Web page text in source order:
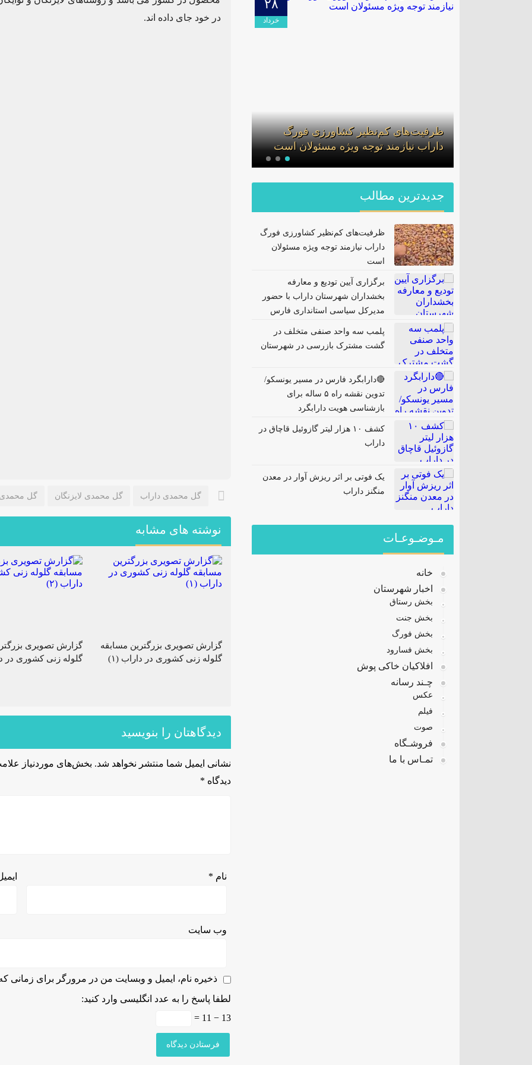
در خود جای داده اند.
گل محمدی داراب گل محمدی لایزنگان گل محمدی
نوشته های مشابه
گزارش تصویری بزرگترین مسابقه
گلوله زنی کشوری در داراب (۱)
گزارش تصویری
گلوله زنی کشوری در
دیدگاهتان را بنویسید
نشانی ایمیل شما منتشر نخواهد شد. بخش‌های موردنیاز
دیدگاه *
نام *
وب‌ سایت
ذخیره نام، ایمیل و وبسایت من در مرورگر برای زمانی
لطفا پاسخ را به عدد انگلیسی وارد کنید:
13 − 11 =
۲۸
خرداد
ظرفیت‌های کم‌نظیر کشاورزی فورگ
داراب نیازمند توجه ویژه مسئولان است
۰۹
جدیدترین مطالب
ظرفیت‌های کم‌نظیر کشاورزی فورگ
داراب نیازمند توجه ویژه مسئولان
است
برگزاری آیین تودیع و معارفه
بخشداران شهرستان داراب با حضور
مدیرکل سیاسی استانداری فارس
پلمب سه واحد صنفی متخلف در
گشت مشترک بازرسی در شهرستان
🔴دارابگرد فارس در مسیر یونسکو/
تدوین نقشه راه ۵ ساله برای
بازشناسی هویت دارابگرد
کشف ۱۰ هزار لیتر گازوئیل قاچاق در
داراب
یک فوتی بر اثر ریزش آوار در معدن
منگنز داراب
مـوضـوعـات
خانه
اخبار شهرستان
بخش رستاق
بخش جنت
بخش فورگ
بخش فسارود
افلاکیان خاکی پوش
چـند رسانه
عکس
فیلم
صوت
فروشـگاه
تمـاس با ما